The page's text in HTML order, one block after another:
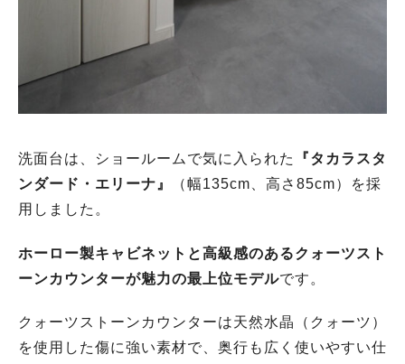
洗面台は、ショールームで気に入られた
『タカラスタ
ンダード・エリーナ』
（幅135cm、高さ85cm）を採
用しました。
ホーロー製キャビネットと高級感のあるクォーツスト
ーンカウンターが魅力の最上位モデルです。
クォーツストーンカウンターは天然水晶（クォーツ）
を使用した傷に強い素材で、奥行も広く使いやすい仕